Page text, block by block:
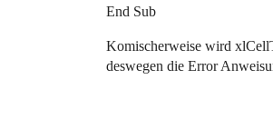
End Sub
Komischerweise wird
deswegen die Error